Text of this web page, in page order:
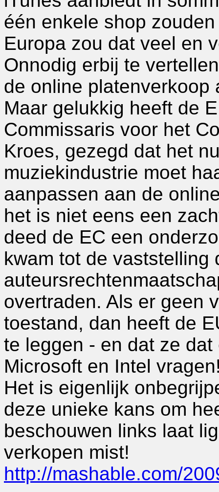
één enkele shop
Europa zou dat veel en
Onnodig erbij te
de online platenverkoop
Maar gelukkig heeft de
Commissaris voor het
Kroes, gezegd dat het
muziekindustrie moet
aanpassen aan de
het is niet eens een
deed de EC een
kwam tot de vaststelling
overtraden. Als er geen
toestand, dan heeft de
te leggen - en dat ze
Microsoft en Intel
Het is eigenlijk
deze unieke kans om
beschouwen links laat
verkopen mist!
http://mashable.com/